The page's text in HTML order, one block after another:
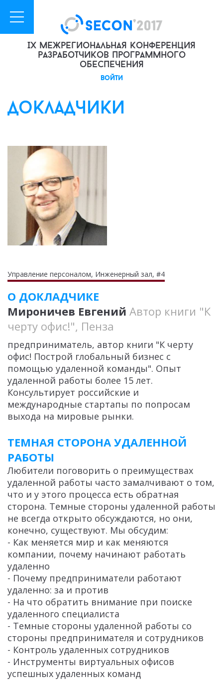
IX межрегиональная конференция
разработчиков программного
обеспечения
войти
докладчики
Управление персоналом, Инженерный зал, #4
О ДОКЛАДЧИКЕ
Мироничев Евгений Автор книги "К
черту офис!", Пенза
предприниматель, автор книги "К черту
офис! Построй глобальный бизнес с
помощью удаленной команды". Опыт
удаленной работы более 15 лет.
Консультирует российские и
международные стартапы по попросам
выхода на мировые рынки.
ТЕМНАЯ СТОРОНА УДАЛЕННОЙ
РАБОТЫ
Любители поговорить о преимуществах
удаленной работы часто замалчивают о том,
что и у этого процесса есть обратная
сторона. Темные стороны удаленной работы
не всегда открыто обсуждаются, но они,
конечно, существуют. Мы обсудим:
- Как меняется мир и как меняются
компании, почему начинают работать
удаленно
- Почему предприниматели работают
удаленно: за и против
- На что обратить внимание при поиске
удаленного специалиста
- Темные стороны удаленной работы со
стороны предпринимателя и сотрудников
- Контроль удаленных сотрудников
- Инструменты виртуальных офисов
успешных удаленных команд